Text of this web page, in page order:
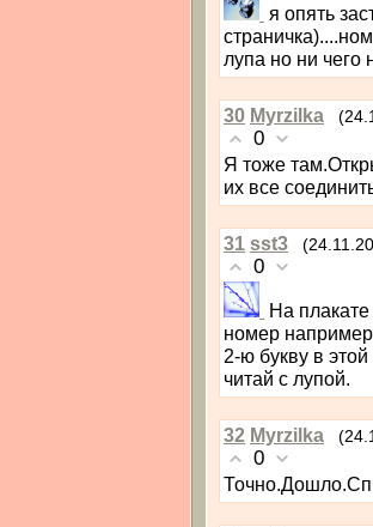
я опять
лупа но ни чего
30 Myrzilka
0
Я тоже
их все
31 sst3
0
На
номер
2-ю букву в
читай с лупой.
32 Myrzilka
0